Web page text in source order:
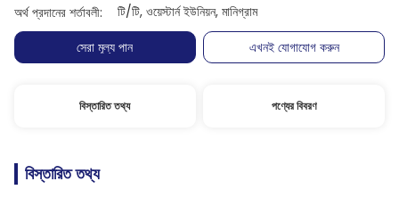
অর্থ প্রদানের শর্তাবলী:
টি/টি, ওয়েস্টার্ন ইউনিয়ন, মানিগ্রাম
সেরা মূল্য পান
এখনই যোগাযোগ করুন
বিস্তারিত তথ্য পণ্যের বিবরণ
বিস্তারিত তথ্য